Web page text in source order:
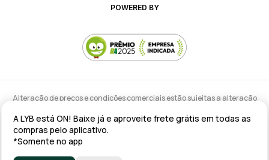
POWERED BY
Alteração de preços e condições comerciais estão sujeitas a alteração
lyb @ 2025 - Av. Talma Rodrigues Ribeiro, 147 - Galpão 02 MOD
A/B/C/D/E, Sala 09 Serra - ES CEP: 29173-795 - CNPJ: 43.008.535/0001-11
A LYB está ON! Baixe já e aproveite frete grátis em todas as
compras pelo aplicativo.
*Somente no app